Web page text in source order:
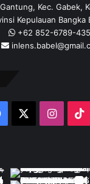
Kec. Gabek,
Kepulauan Bangka
+62 852-6789-
Facebook